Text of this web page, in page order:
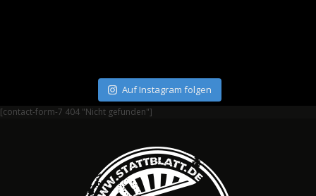
Auf Instagram folgen
[contact-form-7 404 "Nicht gefunden"]